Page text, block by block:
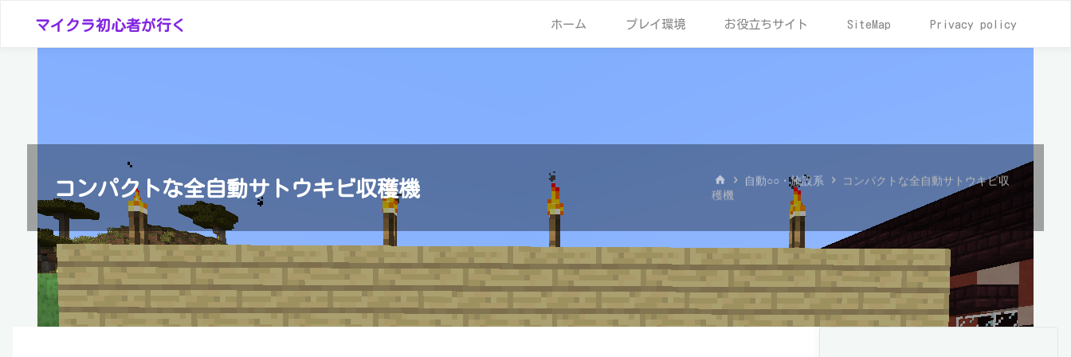
マイクラ初心者が行く ホーム プレイ環境 お役立ちサイト SiteMap Privacy policy
コンパクトな全自動サトウキビ収穫機
ホ
ー
自動○○・施設系
コンパクトな全自動サトウキビ収
穫機